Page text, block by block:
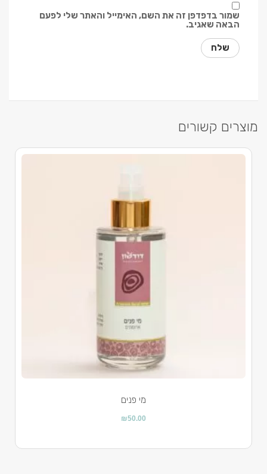
שמור בדפדפן זה את השם, האימייל והאתר שלי לפעם
הבאה שאגיב.
מוצרים קשורים
מי פנים
₪50.00